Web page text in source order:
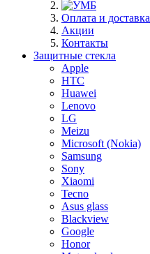
Оплата и доставка
Акции
Контакты
Защитные стекла
Apple
HTC
Huawei
Lenovo
LG
Meizu
Microsoft (Nokia)
Samsung
Sony
Xiaomi
Tecno
Asus glass
Blackview
Google
Honor